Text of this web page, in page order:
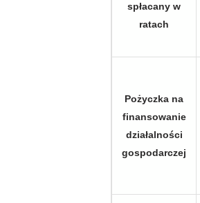
spłacany w
ratach
Pożyczka na
finansowanie
działalności
gospodarczej